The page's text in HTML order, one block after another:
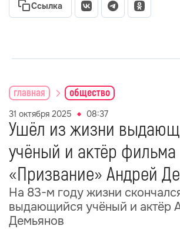
Ссылка
главная общество
31 октября 2025 08:37
Ушёл из жизни
учёный и актёр фильма
«Призвание» Андрей
На 83-м году жизни
выдающийся учёный и актёр
Демьянов